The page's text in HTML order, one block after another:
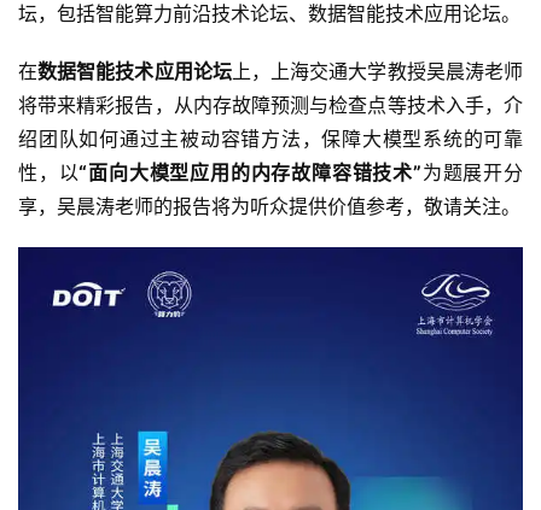
坛，包括智能算力前沿技术论坛、数据智能技术应用论坛。
在数据智能技术应用论坛上，上海交通大学教授吴晨涛老师
将带来精彩报告，从内存故障预测与检查点等技术入手，介
绍团队如何通过主被动容错方法，保障大模型系统的可靠
性，以“面向大模型应用的内存故障容错技术”为题展开分
享，吴晨涛老师的报告将为听众提供价值参考，敬请关注。